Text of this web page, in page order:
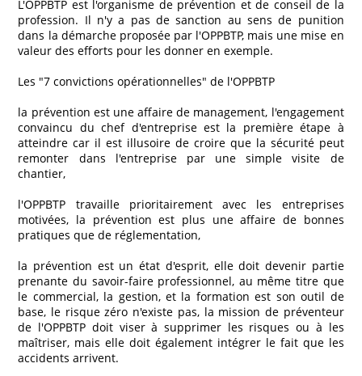
L'OPPBTP est l'organisme de prévention et de conseil de la
profession. Il n'y a pas de sanction au sens de punition
dans la démarche proposée par l'OPPBTP, mais une mise en
valeur des efforts pour les donner en exemple.
Les "7 convictions opérationnelles" de l'OPPBTP
la prévention est une affaire de management, l'engagement
convaincu du chef d'entreprise est la première étape à
atteindre car il est illusoire de croire que la sécurité peut
remonter dans l'entreprise par une simple visite de
chantier,
l'OPPBTP travaille prioritairement avec les entreprises
motivées, la prévention est plus une affaire de bonnes
pratiques que de réglementation,
la prévention est un état d'esprit, elle doit devenir partie
prenante du savoir-faire professionnel, au même titre que
le commercial, la gestion, et la formation est son outil de
base, le risque zéro n'existe pas, la mission de préventeur
de l'OPPBTP doit viser à supprimer les risques ou à les
maîtriser, mais elle doit également intégrer le fait que les
accidents arrivent.